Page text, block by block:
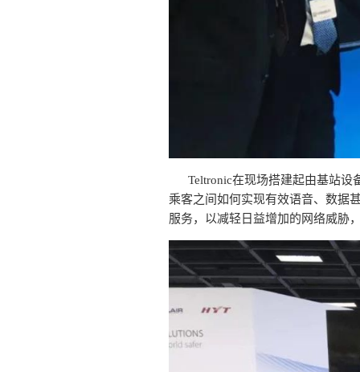
Teltronic在现场搭建起由基站
乘客之间如何实现有效语音、数据
服务，以减轻日益增加的网络威胁